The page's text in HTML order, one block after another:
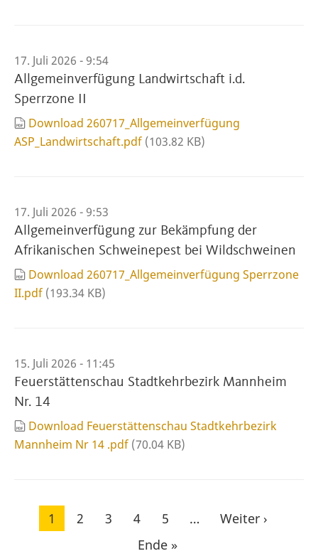
17. Juli 2026 - 9:54
Allgemeinverfügung Landwirtschaft i.d.
Sperrzone II
Download 260717_Allgemeinverfügung
ASP_Landwirtschaft.pdf (103.82 KB)
17. Juli 2026 - 9:53
Allgemeinverfügung zur Bekämpfung der
Afrikanischen Schweinepest bei Wildschweinen
Download 260717_Allgemeinverfügung Sperrzone
II.pdf (193.34 KB)
15. Juli 2026 - 11:45
Feuerstättenschau Stadtkehrbezirk Mannheim
Nr. 14
Download Feuerstättenschau Stadtkehrbezirk
Mannheim Nr 14 .pdf (70.04 KB)
Seitennummerierung
Aktuelle
1 Seite
2 Seite
3 Seite
4 Seite
5 …
Nächste
Weiter ›
Letzte
Ende »